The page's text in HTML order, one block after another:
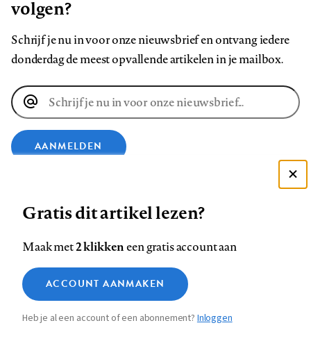
volgen?
Schrijf je nu in voor onze nieuwsbrief en ontvang iedere
donderdag de meest opvallende artikelen in je mailbox.
E-
mailadres
AANMELDEN
op
Facebook
op
LinkedIn
op
Bluesky
ons
op
InstagramYouTube
Footer
Contact Colofon Disclaimer Privacy
Medische vragen verdienen
betrouwbare antwoorden
Zie onze cookie policy
Analytische cookies
Marketing cookies
Gratis dit artikel lezen?
Maak met2 klikkeneen gratis account aan
ACCOUNT AANMAKEN
Heb je al een account of een abonnement?Inloggen